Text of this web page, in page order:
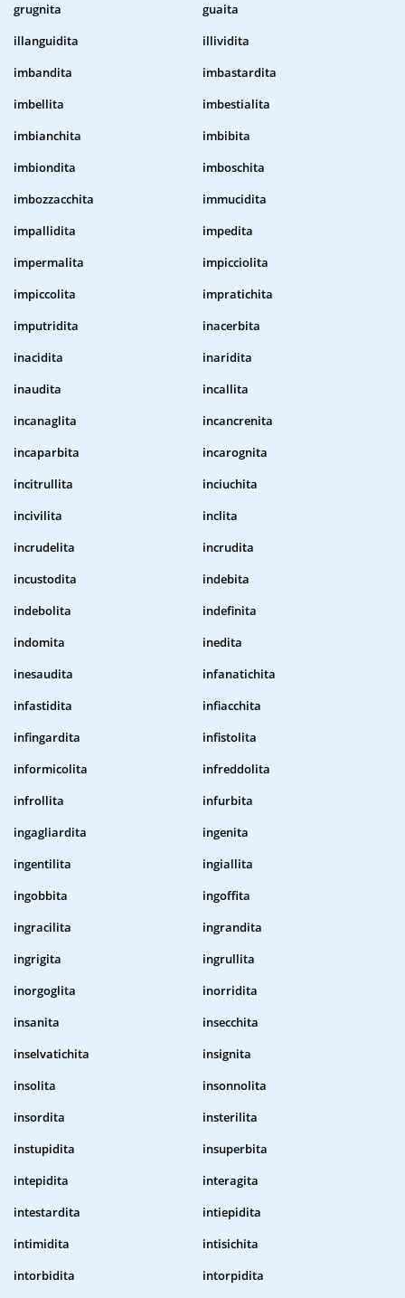
grugnita
guaita
illanguidita
illividita
imbandita
imbastardita
imbellita
imbestialita
imbianchita
imbibita
imbiondita
imboschita
imbozzacchita
immucidita
impallidita
impedita
impermalita
impicciolita
impiccolita
impratichita
imputridita
inacerbita
inacidita
inaridita
inaudita
incallita
incanaglita
incancrenita
incaparbita
incarognita
incitrullita
inciuchita
incivilita
inclita
incrudelita
incrudita
incustodita
indebita
indebolita
indefinita
indomita
inedita
inesaudita
infanatichita
infastidita
infiacchita
infingardita
infistolita
informicolita
infreddolita
infrollita
infurbita
ingagliardita
ingenita
ingentilita
ingiallita
ingobbita
ingoffita
ingracilita
ingrandita
ingrigita
ingrullita
inorgoglita
inorridita
insanita
insecchita
inselvatichita
insignita
insolita
insonnolita
insordita
insterilita
instupidita
insuperbita
intepidita
interagita
intestardita
intiepidita
intimidita
intisichita
intorbidita
intorpidita